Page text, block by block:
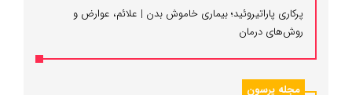
پرکاری پاراتیروئید؛ بیماری خاموش بدن | علائم، عوارض و
روش‌های درمان
مجله پرسون